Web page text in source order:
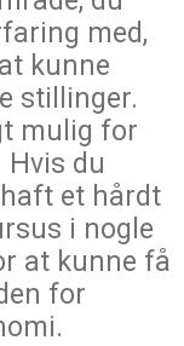
med,
kunne
stillinger.
mulig for
du
et hårdt
i nogle
at kunne få
for